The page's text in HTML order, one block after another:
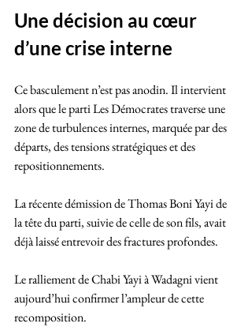
Une décision au cœur
d’une crise interne
Ce basculement n’est pas anodin. Il intervient
alors que le parti Les Démocrates traverse une
zone de turbulences internes, marquée par des
départs, des tensions stratégiques et des
repositionnements.
La récente démission de Thomas Boni Yayi de
la tête du parti, suivie de celle de son fils, avait
déjà laissé entrevoir des fractures profondes.
Le ralliement de Chabi Yayi à Wadagni vient
aujourd’hui confirmer l’ampleur de cette
recomposition.